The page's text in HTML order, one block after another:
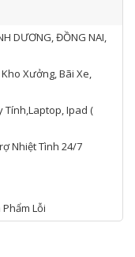
DƯƠNG, ĐỒNG NAI,
Xưởng, Bãi Xe,
Tính,laptop, Ipad (
Nhiệt Tình 24/7
Lỗi